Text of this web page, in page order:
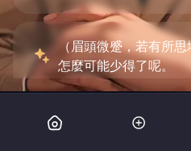
（眉頭微蹙，若有所
怎麼可能少得了呢。